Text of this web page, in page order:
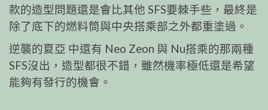
款的造型問題還是會比其他 SFS要棘手些，最終是
除了底下的燃料筒與中央搭乘部之外都重塗過。
逆襲的夏亞 中還有 Neo Zeon 與 Nu搭乘的那兩種
SFS沒出，造型都很不錯，雖然機率極低還是希望
能夠有發行的機會。